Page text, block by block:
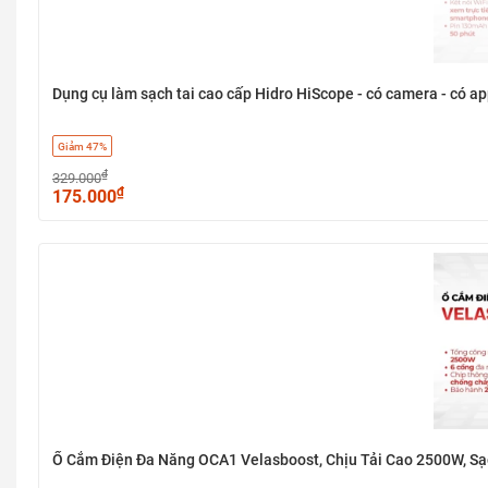
Dụng cụ làm sạch tai cao cấp Hidro HiScope - có camera - có
Giảm 47%
329.000₫
175.000₫
Ổ Cắm Điện Đa Năng OCA1 Velasboost, Chịu Tải Cao 2500W,